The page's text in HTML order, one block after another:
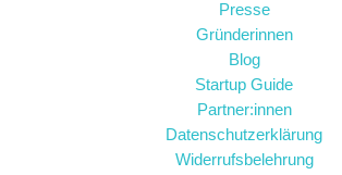
Presse
Gründerinnen
Blog
Startup Guide
Partner:innen
Datenschutzerklärung
Widerrufsbelehrung